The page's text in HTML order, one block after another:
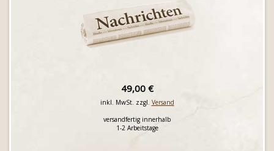
49,00 €
inkl. MwSt. zzgl. Versand
versandfertig innerhalb
1-2 Arbeitstage